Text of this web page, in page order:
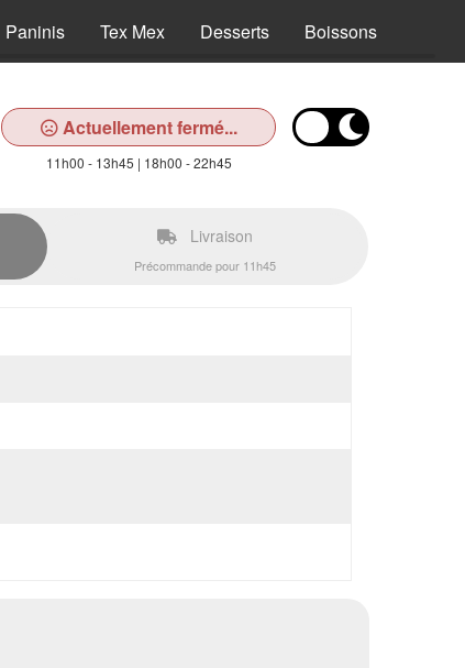
Paninis Tex Mex Desserts Boissons
Actuellement fermé...
11h00 - 13h45 | 18h00 - 22h45
Livraison
Précommande pour 11h45